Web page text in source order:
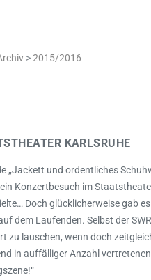
>2015/2016
KARLSRUHE
„Jackett und ordentliches
Konzertbesuch im
Doch glücklicherweise gab
dem Laufenden. Selbst der
zu lauschen, wenn doch
in auffälliger Anzahl